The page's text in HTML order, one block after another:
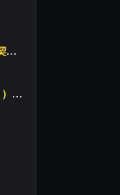
自动趋势+支撑+斐波那契+箱体
MACD XD（副图指标））修改版